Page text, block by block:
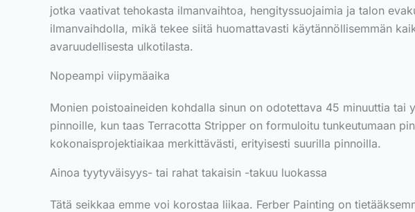
jotka vaativat tehokasta ilmanvaihtoa, hengityssuojaimia ja talon
ilmanvaihdolla, mikä tekee siitä huomattavasti käytännöllisemmän
avaruudellisesta ulkotilasta.
Nopeampi viipymäaika
Monien poistoaineiden kohdalla sinun on odotettava 45 minuuttia
pinnoille, kun taas Terracotta Stripper on formuloitu tunkeutumaan
kokonaisprojektiaikaa merkittävästi, erityisesti suurilla pinnoilla.
Ainoa tyytyväisyys- tai rahat takaisin -takuu luokassa
Tätä seikkaa emme voi korostaa liikaa. Ferber Painting on